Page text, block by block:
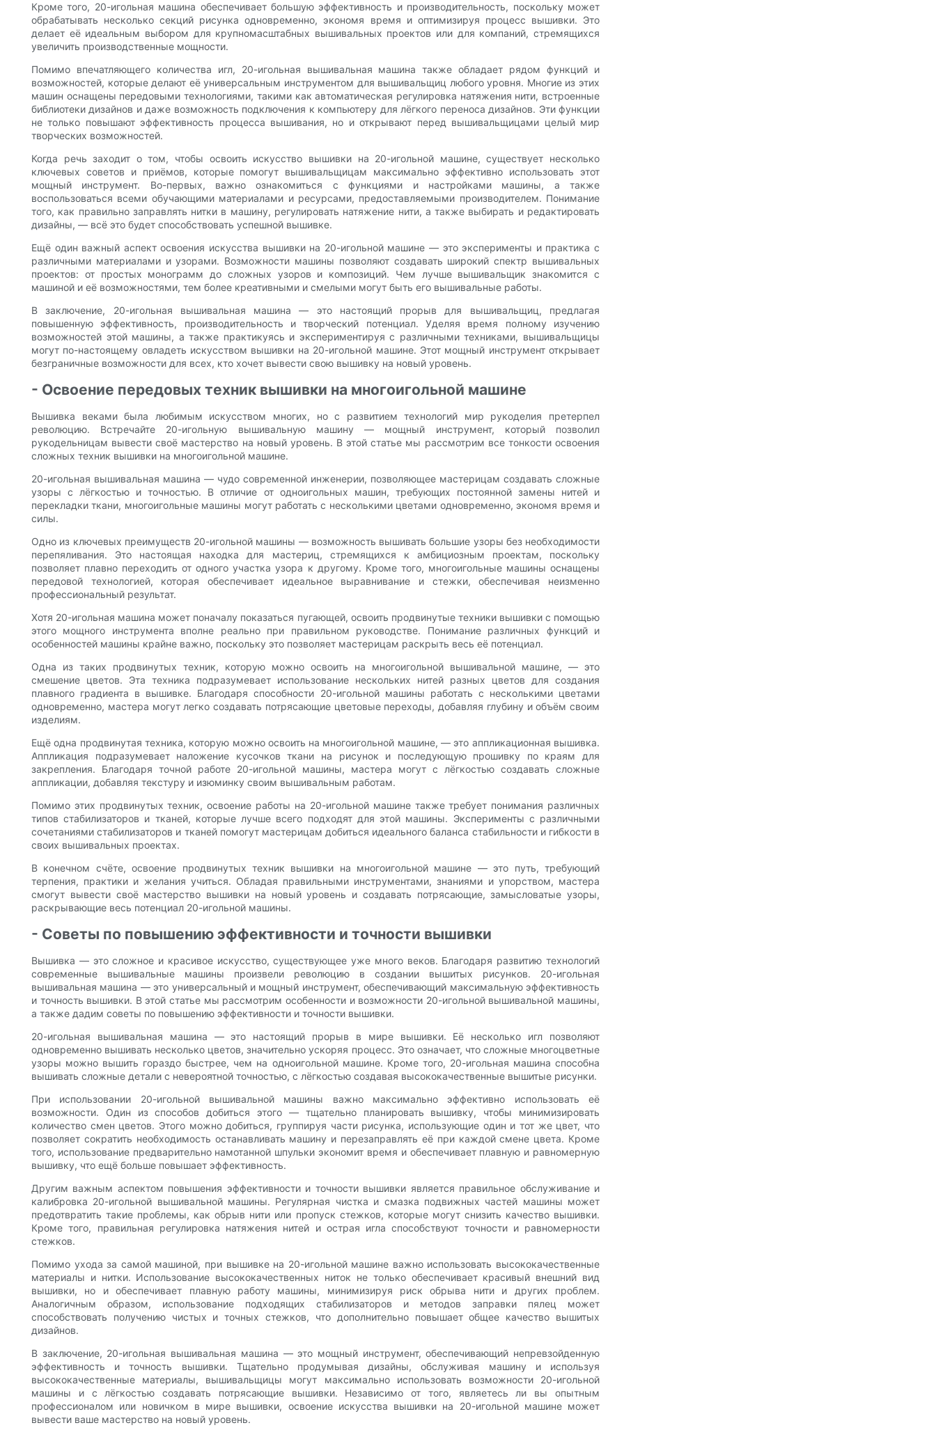
Кроме того, 20-игольная машина обеспечивает большую эффективность и производительность, поскольку может
обрабатывать несколько секций рисунка одновременно, экономя время и оптимизируя процесс вышивки. Это
делает её идеальным выбором для крупномасштабных вышивальных проектов или для компаний, стремящихся
увеличить производственные мощности.
Помимо впечатляющего количества игл, 20-игольная вышивальная машина также обладает рядом функций и
возможностей, которые делают её универсальным инструментом для вышивальщиц любого уровня. Многие из этих
машин оснащены передовыми технологиями, такими как автоматическая регулировка натяжения нити, встроенные
библиотеки дизайнов и даже возможность подключения к компьютеру для лёгкого переноса дизайнов. Эти функции
не только повышают эффективность процесса вышивания, но и открывают перед вышивальщицами целый мир
творческих возможностей.
Когда речь заходит о том, чтобы освоить искусство вышивки на 20-игольной машине, существует несколько
ключевых советов и приёмов, которые помогут вышивальщицам максимально эффективно использовать этот
мощный инструмент. Во-первых, важно ознакомиться с функциями и настройками машины, а также
воспользоваться всеми обучающими материалами и ресурсами, предоставляемыми производителем. Понимание
того, как правильно заправлять нитки в машину, регулировать натяжение нити, а также выбирать и редактировать
дизайны, — всё это будет способствовать успешной вышивке.
Ещё один важный аспект освоения искусства вышивки на 20-игольной машине — это эксперименты и практика с
различными материалами и узорами. Возможности машины позволяют создавать широкий спектр вышивальных
проектов: от простых монограмм до сложных узоров и композиций. Чем лучше вышивальщик знакомится с
машиной и её возможностями, тем более креативными и смелыми могут быть его вышивальные работы.
В заключение, 20-игольная вышивальная машина — это настоящий прорыв для вышивальщиц, предлагая
повышенную эффективность, производительность и творческий потенциал. Уделяя время полному изучению
возможностей этой машины, а также практикуясь и экспериментируя с различными техниками, вышивальщицы
могут по-настоящему овладеть искусством вышивки на 20-игольной машине. Этот мощный инструмент открывает
безграничные возможности для всех, кто хочет вывести свою вышивку на новый уровень.
- Освоение передовых техник вышивки на многоигольной машине
Вышивка веками была любимым искусством многих, но с развитием технологий мир рукоделия претерпел
революцию. Встречайте 20-игольную вышивальную машину — мощный инструмент, который позволил
рукодельницам вывести своё мастерство на новый уровень. В этой статье мы рассмотрим все тонкости освоения
сложных техник вышивки на многоигольной машине.
20-игольная вышивальная машина — чудо современной инженерии, позволяющее мастерицам создавать сложные
узоры с лёгкостью и точностью. В отличие от одноигольных машин, требующих постоянной замены нитей и
перекладки ткани, многоигольные машины могут работать с несколькими цветами одновременно, экономя время и
силы.
Одно из ключевых преимуществ 20-игольной машины — возможность вышивать большие узоры без необходимости
перепяливания. Это настоящая находка для мастериц, стремящихся к амбициозным проектам, поскольку
позволяет плавно переходить от одного участка узора к другому. Кроме того, многоигольные машины оснащены
передовой технологией, которая обеспечивает идеальное выравнивание и стежки, обеспечивая неизменно
профессиональный результат.
Хотя 20-игольная машина может поначалу показаться пугающей, освоить продвинутые техники вышивки с помощью
этого мощного инструмента вполне реально при правильном руководстве. Понимание различных функций и
особенностей машины крайне важно, поскольку это позволяет мастерицам раскрыть весь её потенциал.
Одна из таких продвинутых техник, которую можно освоить на многоигольной вышивальной машине, — это
смешение цветов. Эта техника подразумевает использование нескольких нитей разных цветов для создания
плавного градиента в вышивке. Благодаря способности 20-игольной машины работать с несколькими цветами
одновременно, мастера могут легко создавать потрясающие цветовые переходы, добавляя глубину и объём своим
изделиям.
Ещё одна продвинутая техника, которую можно освоить на многоигольной машине, — это аппликационная вышивка.
Аппликация подразумевает наложение кусочков ткани на рисунок и последующую прошивку по краям для
закрепления. Благодаря точной работе 20-игольной машины, мастера могут с лёгкостью создавать сложные
аппликации, добавляя текстуру и изюминку своим вышивальным работам.
Помимо этих продвинутых техник, освоение работы на 20-игольной машине также требует понимания различных
типов стабилизаторов и тканей, которые лучше всего подходят для этой машины. Эксперименты с различными
сочетаниями стабилизаторов и тканей помогут мастерицам добиться идеального баланса стабильности и гибкости в
своих вышивальных проектах.
В конечном счёте, освоение продвинутых техник вышивки на многоигольной машине — это путь, требующий
терпения, практики и желания учиться. Обладая правильными инструментами, знаниями и упорством, мастера
смогут вывести своё мастерство вышивки на новый уровень и создавать потрясающие, замысловатые узоры,
раскрывающие весь потенциал 20-игольной машины.
- Советы по повышению эффективности и точности вышивки
Вышивка — это сложное и красивое искусство, существующее уже много веков. Благодаря развитию технологий
современные вышивальные машины произвели революцию в создании вышитых рисунков. 20-игольная
вышивальная машина — это универсальный и мощный инструмент, обеспечивающий максимальную эффективность
и точность вышивки. В этой статье мы рассмотрим особенности и возможности 20-игольной вышивальной машины,
а также дадим советы по повышению эффективности и точности вышивки.
20-игольная вышивальная машина — это настоящий прорыв в мире вышивки. Её несколько игл позволяют
одновременно вышивать несколько цветов, значительно ускоряя процесс. Это означает, что сложные многоцветные
узоры можно вышить гораздо быстрее, чем на одноигольной машине. Кроме того, 20-игольная машина способна
вышивать сложные детали с невероятной точностью, с лёгкостью создавая высококачественные вышитые рисунки.
При использовании 20-игольной вышивальной машины важно максимально эффективно использовать её
возможности. Один из способов добиться этого — тщательно планировать вышивку, чтобы минимизировать
количество смен цветов. Этого можно добиться, группируя части рисунка, использующие один и тот же цвет, что
позволяет сократить необходимость останавливать машину и перезаправлять её при каждой смене цвета. Кроме
того, использование предварительно намотанной шпульки экономит время и обеспечивает плавную и равномерную
вышивку, что ещё больше повышает эффективность.
Другим важным аспектом повышения эффективности и точности вышивки является правильное обслуживание и
калибровка 20-игольной вышивальной машины. Регулярная чистка и смазка подвижных частей машины может
предотвратить такие проблемы, как обрыв нити или пропуск стежков, которые могут снизить качество вышивки.
Кроме того, правильная регулировка натяжения нитей и острая игла способствуют точности и равномерности
стежков.
Помимо ухода за самой машиной, при вышивке на 20-игольной машине важно использовать высококачественные
материалы и нитки. Использование высококачественных ниток не только обеспечивает красивый внешний вид
вышивки, но и обеспечивает плавную работу машины, минимизируя риск обрыва нити и других проблем.
Аналогичным образом, использование подходящих стабилизаторов и методов заправки пялец может
способствовать получению чистых и точных стежков, что дополнительно повышает общее качество вышитых
дизайнов.
В заключение, 20-игольная вышивальная машина — это мощный инструмент, обеспечивающий непревзойденную
эффективность и точность вышивки. Тщательно продумывая дизайны, обслуживая машину и используя
высококачественные материалы, вышивальщицы могут максимально использовать возможности 20-игольной
машины и с лёгкостью создавать потрясающие вышивки. Независимо от того, являетесь ли вы опытным
профессионалом или новичком в мире вышивки, освоение искусства вышивки на 20-игольной машине может
вывести ваше мастерство на новый уровень.